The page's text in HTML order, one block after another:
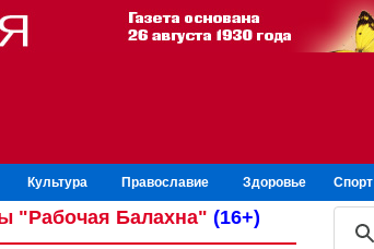
Культура Православие Здоровье Спорт
"Рабочая Балахна" (16+)